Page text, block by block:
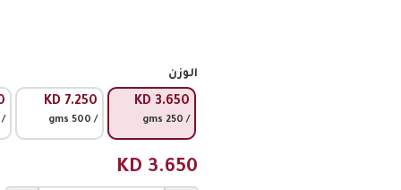
الوزن
KD 3.650
/ 250 gms
KD 7.250
/ 500 gms
/ 750 gms
KD 3.650